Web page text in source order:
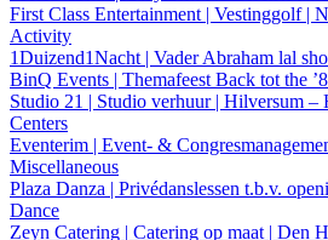
First Class Entertainment | Vestinggolf |
Activity
1Duizend1Nacht | Vader Abraham lal
BinQ Events | Themafeest Back tot the
Studio 21 | Studio verhuur | Hilversum –
Centers
Eventerim | Event- &
Miscellaneous
Plaza Danza | Privédanslessen t.b.v.
Dance
Zeyn Catering | Catering op maat | Den